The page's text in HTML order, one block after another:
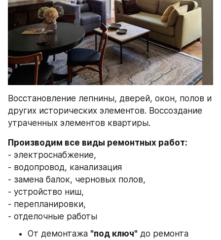
Восстановление лепнины, дверей, окон, полов и
других исторических элементов. Воссоздание
утраченных элементов квартиры.
Производим все виды ремонтных работ:
- электроснабжение,
- водопровод, канализация
- замена балок, черновых полов,
- устройство ниш,
- перепланировки,
- отделочные работы
От демонтажа "под ключ"